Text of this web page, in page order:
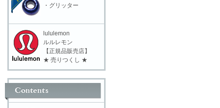
・グリッター
lululemon
ルルレモン
【正規品販売店】
★ 売りつくし ★